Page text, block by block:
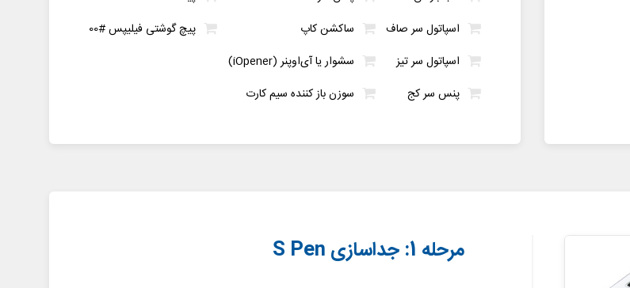
اسپاتول سر صاف
اسپاتول سر تیز
پنس سر کج
ساکشن کاپ
سشوار یا آی‌اوپنر (iOpener)
سوزن باز کننده سیم کارت
پیچ گوشتی فیلیپس #00
مرحله 1: جداسازی S Pen